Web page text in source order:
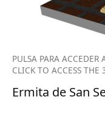
PULSA PARA ACCEDER
CLICK TO ACCESS THE
Ermita de San